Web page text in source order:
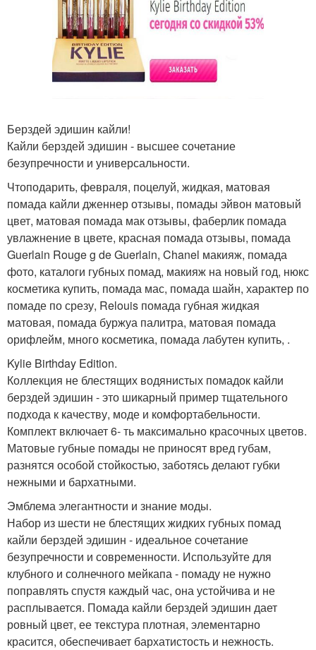
Берздей эдишин кайли!
Кайли берздей эдишин - высшее сочетание
безупречности и универсальности.
Чтоподарить, февраля, поцелуй, жидкая, матовая
помада кайли дженнер отзывы, помады эйвон матовый
цвет, матовая помада мак отзывы, фаберлик помада
увлажнение в цвете, красная помада отзывы, помада
Guerlain Rouge g de Guerlain, Chanel макияж, помада
фото, каталоги губных помад, макияж на новый год, нюкс
косметика купить, помада мас, помада шайн, характер по
помаде по срезу, Relouis помада губная жидкая
матовая, помада буржуа палитра, матовая помада
орифлейм, много косметика, помада лабутен купить, .
Kylie Birthday Edition.
Коллекция не блестящих водянистых помадок кайли
берздей эдишин - это шикарный пример тщательного
подхода к качеству, моде и комфортабельности.
Комплект включает 6- ть максимально красочных цветов.
Матовые губные помады не приносят вред губам,
разнятся особой стойкостью, заботясь делают губки
нежными и бархатными.
Эмблема элегантности и знание моды.
Набор из шести не блестящих жидких губных помад
кайли берздей эдишин - идеальное сочетание
безупречности и современности. Используйте для
клубного и солнечного мейкапа - помаду не нужно
поправлять спустя каждый час, она устойчива и не
расплывается. Помада кайли берздей эдишин дает
ровный цвет, ее текстура плотная, элементарно
красится, обеспечивает бархатистость и нежность.